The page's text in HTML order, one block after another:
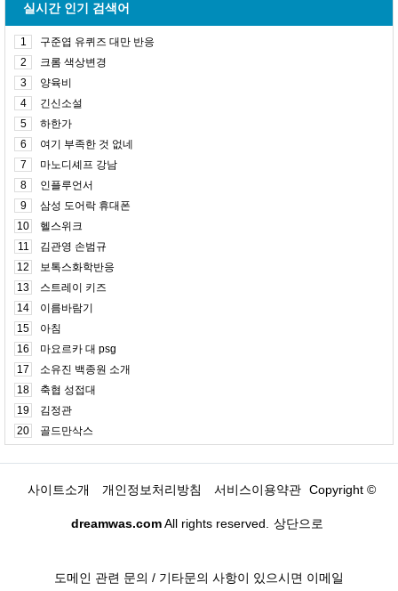
실시간 인기 검색어
1
구준엽 유퀴즈 대만 반응
2
크롬 색상변경
3
양육비
4
긴신소설
5
하한가
6
여기 부족한 것 없네
7
마노디셰프 강남
8
인플루언서
9
삼성 도어락 휴대폰
10
헬스위크
11
김관영 손범규
12
보톡스화학반응
13
스트레이 키즈
14
이름바람기
15
아침
16
마요르카 대 psg
17
소유진 백종원 소개
18
축협 성접대
19
김정관
20
골드만삭스
사이트소개 개인정보처리방침 서비스이용약관 Copyright ©
dreamwas.comAll rights reserved. 상단으로
도메인 관련 문의 / 기타문의 사항이 있으시면 이메일